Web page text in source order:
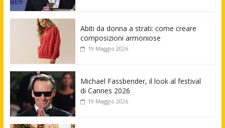
Abiti da donna a strati: come creare
composizioni armoniose
19 Maggio 2026
Michael Fassbender, il look al festival
di Cannes 2026
19 Maggio 2026